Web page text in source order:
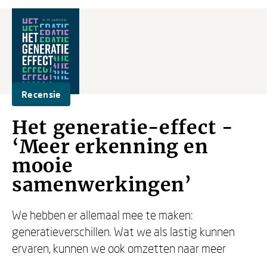
Recensie
Het generatie-effect -
‘Meer erkenning en
mooie
samenwerkingen’
We hebben er allemaal mee te maken:
generatieverschillen. Wat we als lastig kunnen
ervaren, kunnen we ook omzetten naar meer